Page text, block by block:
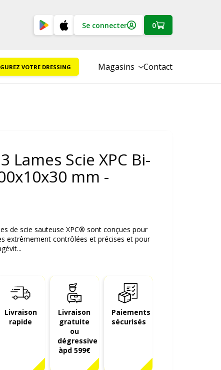
Se connecter 0
VOTRE DRESSING Magasins Contact
Lames Scie XPC Bi-
mm -
de scie sauteuse XPC® sont conçues pour
extrêmement contrôlées et précises et pour
Livraison
rapide
Livraison
gratuite
ou
dégressive
àpd 599€
Paiements
sécurisés